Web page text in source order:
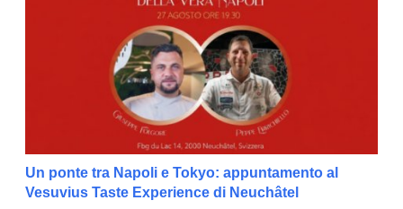
Un ponte tra Napoli e Tokyo: appuntamento al
Vesuvius Taste Experience di Neuchâtel